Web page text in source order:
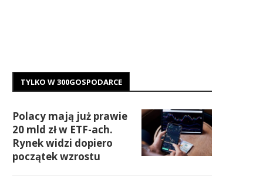
TYLKO W 300GOSPODARCE
Polacy mają już prawie
20 mld zł w ETF-ach.
Rynek widzi dopiero
początek wzrostu